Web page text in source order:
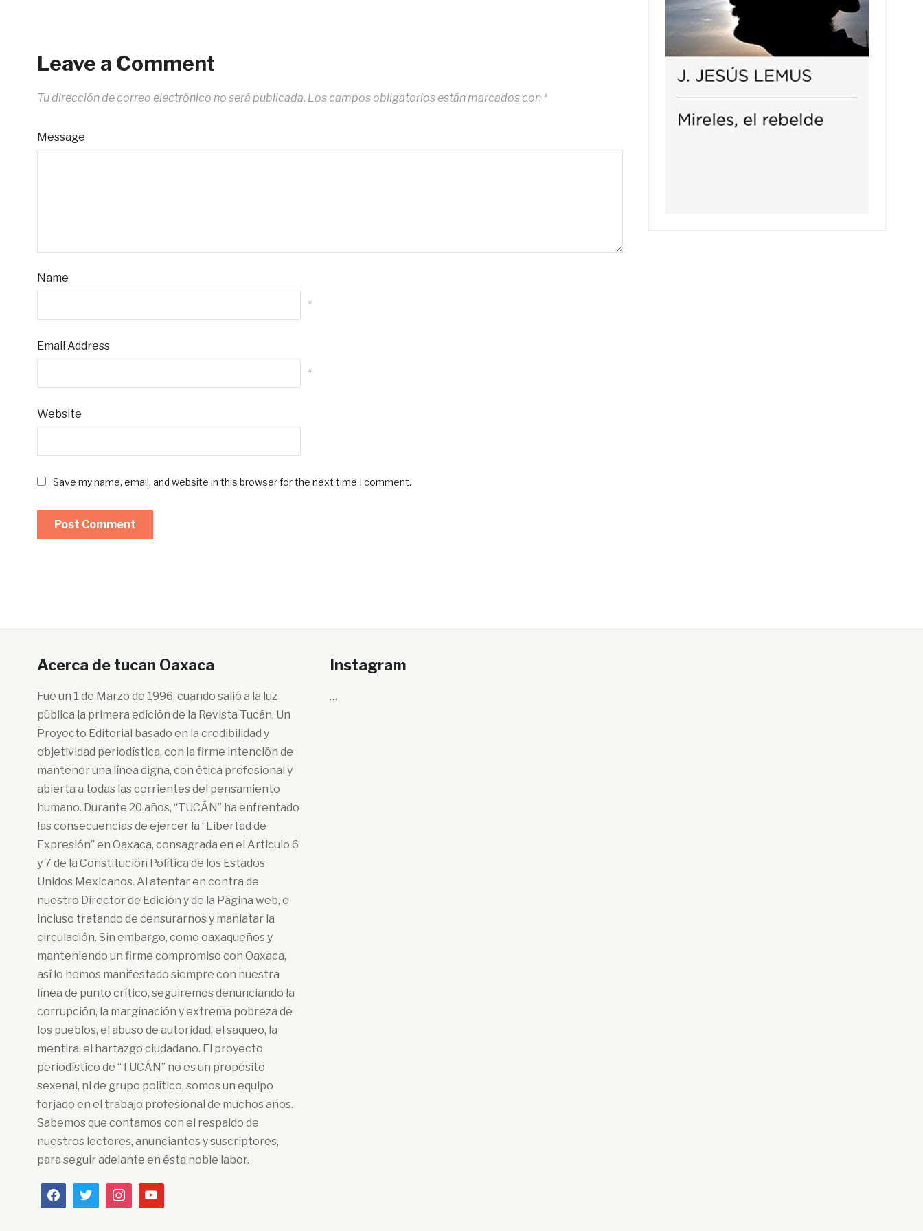
Leave a Comment
Tu dirección de correo electrónico no será publicada. Los campos obligatorios están marcados con *
Message
Name
*
Email Address
*
Website
Save my name, email, and website in this browser for the next time I comment.
Acerca de tucan Oaxaca
Fue un 1 de Marzo de 1996, cuando salió a la luz
pública la primera edición de la Revista Tucán. Un
Proyecto Editorial basado en la credibilidad y
objetividad periodística, con la firme intención de
mantener una línea digna, con ética profesional y
abierta a todas las corrientes del pensamiento
humano. Durante 20 años, “TUCÁN” ha enfrentado
las consecuencias de ejercer la “Libertad de
Expresión” en Oaxaca, consagrada en el Articulo 6
y 7 de la Constitución Política de los Estados
Unidos Mexicanos. Al atentar en contra de
nuestro Director de Edición y de la Página web, e
incluso tratando de censurarnos y maniatar la
circulación. Sin embargo, como oaxaqueños y
manteniendo un firme compromiso con Oaxaca,
así lo hemos manifestado siempre con nuestra
línea de punto crítico, seguiremos denunciando la
corrupción, la marginación y extrema pobreza de
los pueblos, el abuso de autoridad, el saqueo, la
mentira, el hartazgo ciudadano. El proyecto
periodístico de “TUCÁN” no es un propósito
sexenal, ni de grupo político, somos un equipo
forjado en el trabajo profesional de muchos años.
Sabemos que contamos con el respaldo de
nuestros lectores, anunciantes y suscriptores,
para seguir adelante en ésta noble labor.
Instagram
…